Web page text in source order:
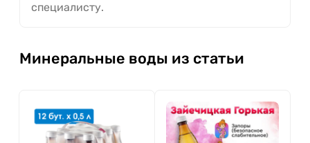
специалисту.
Минеральные воды из статьи